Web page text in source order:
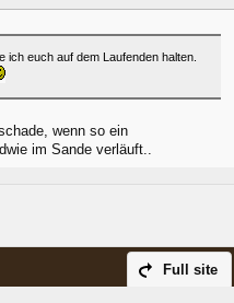
euch auf dem Laufenden halten.
wenn so ein
im Sande verläuft..
Full site